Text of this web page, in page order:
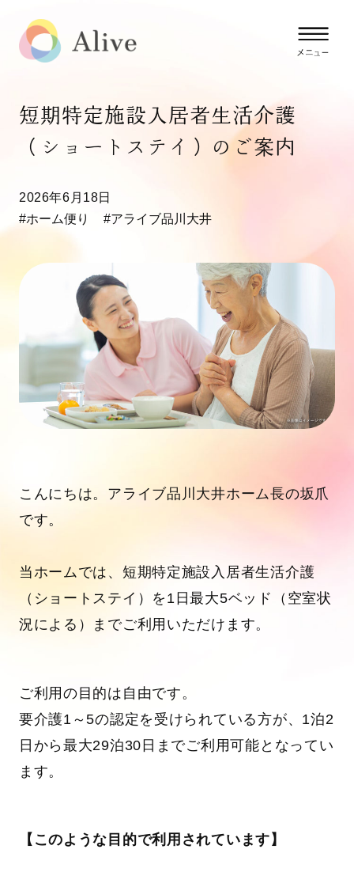
短期特定施設入居者生活介護
（ショートステイ）のご案内
2026年6月18日
#ホーム便り
#アライブ品川大井
こんにちは。アライブ品川大井ホーム長の坂爪
です。
当ホームでは、短期特定施設入居者生活介護
（ショートステイ）を1日最大5ベッド（空室状
況による）までご利用いただけます。
ご利用の目的は自由です。
要介護1～5の認定を受けられている方が、1泊2
日から最大29泊30日までご利用可能となってい
ます。
【このような目的で利用されています】